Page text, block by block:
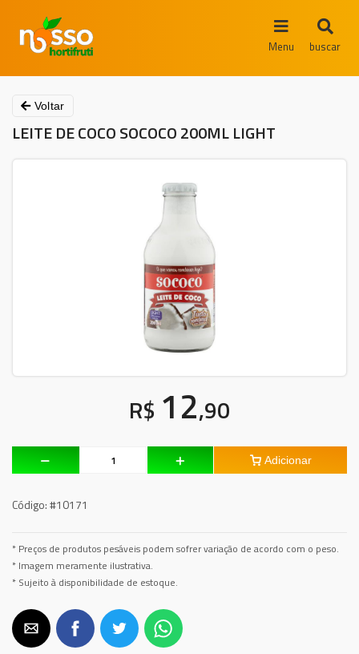
Menu buscar
Voltar
LEITE DE COCO SOCOCO 200ML LIGHT
R$ 12,90
Adicionar
Código:#10171
* Preços de produtos pesáveis podem sofrer variação de acordo com o peso.
* Imagem meramente ilustrativa.
* Sujeito à disponibilidade de estoque.